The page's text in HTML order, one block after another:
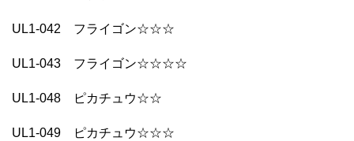
UL1-042 フライゴン☆☆☆
UL1-043 フライゴン☆☆☆☆
UL1-048 ピカチュウ☆☆
UL1-049 ピカチュウ☆☆☆